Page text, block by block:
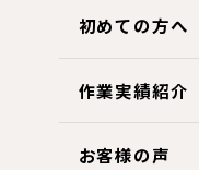
初めての方へ
作業実績紹介
お客様の声